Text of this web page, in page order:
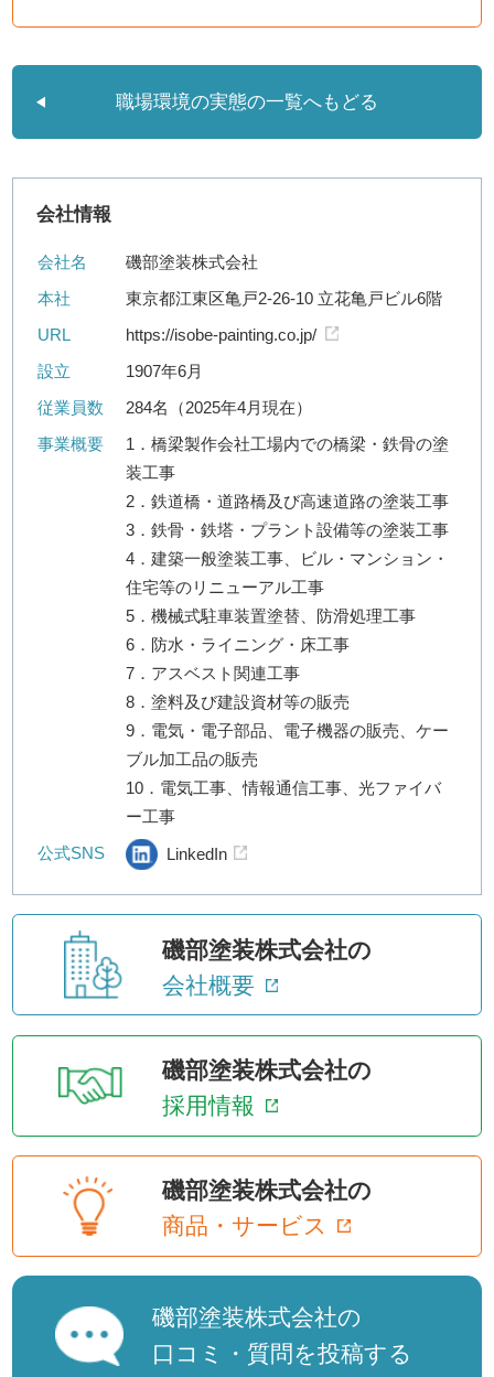
職場環境の実態の一覧へもどる
会社情報
会社名
磯部塗装株式会社
本社
東京都江東区亀戸2-26-10 立花亀戸ビル6階
URL
https://isobe-painting.co.jp/
設立
1907年6月
従業員数
284名（2025年4月現在）
事業概要
1．橋梁製作会社工場内での橋梁・鉄骨の塗
装工事
2．鉄道橋・道路橋及び高速道路の塗装工事
3．鉄骨・鉄塔・プラント設備等の塗装工事
4．建築一般塗装工事、ビル・マンション・
住宅等のリニューアル工事
5．機械式駐車装置塗替、防滑処理工事
6．防水・ライニング・床工事
7．アスベスト関連工事
8．塗料及び建設資材等の販売
9．電気・電子部品、電子機器の販売、ケー
ブル加工品の販売
10．電気工事、情報通信工事、光ファイバ
ー工事
公式SNS
LinkedIn
磯部塗装株式会社の
会社概要
磯部塗装株式会社の
採用情報
磯部塗装株式会社の
商品・サービス
磯部塗装株式会社の
口コミ・質問を投稿する